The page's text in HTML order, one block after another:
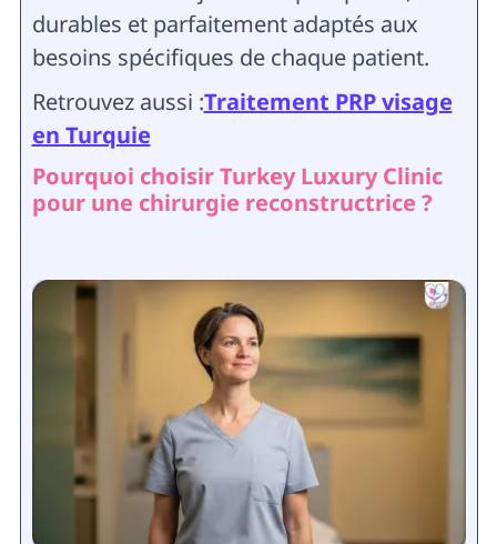
durables et parfaitement adaptés aux
besoins spécifiques de chaque patient.
Retrouvez aussi :Traitement PRP visage
en Turquie
Pourquoi choisir Turkey Luxury Clinic
pour une chirurgie reconstructrice ?